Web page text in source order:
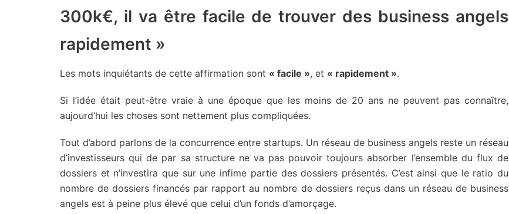
300k€, il va être facile de trouver des business angels
rapidement »
Les mots inquiétants de cette affirmation sont « facile », et « rapidement ».
Si l’idée était peut-être vraie à une époque que les moins de 20 ans ne peuvent pas connaître,
aujourd’hui les choses sont nettement plus compliquées.
Tout d’abord parlons de la concurrence entre startups. Un réseau de business angels reste un réseau
d’investisseurs qui de par sa structure ne va pas pouvoir toujours absorber l’ensemble du flux de
dossiers et n’investira que sur une infime partie des dossiers présentés. C’est ainsi que le ratio du
nombre de dossiers financés par rapport au nombre de dossiers reçus dans un réseau de business
angels est à peine plus élevé que celui d’un fonds d’amorçage.